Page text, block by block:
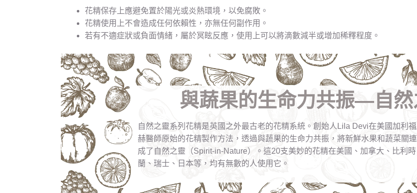
花精保存上應避免置於陽光或炎熱環境，以免腐敗。
花精使用上不會造成任何依賴性，亦無任何副作用。
若有不適症狀或負面情緒，屬於冥眩反應，使用上可以將滴數減半或增加稀釋程度。
與蔬果的生命力共振—自然
自然之靈系列花精是英國之外最古老的花精系統。創始人Lila Devi在美國加利
赫醫師原始的花精製作方法，透過與蔬果的生命力共振，將新鮮水果和蔬菜關
成了自然之靈（Spirit-in-Nature）。這20支美妙的花精在美國、加拿大、比利
蘭、瑞士、日本等，均有無數的人使用它。